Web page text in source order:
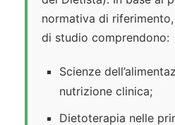
normativa di
di studio comprendono:
Scienze
nutrizione clinica;
Dietoterapia nelle